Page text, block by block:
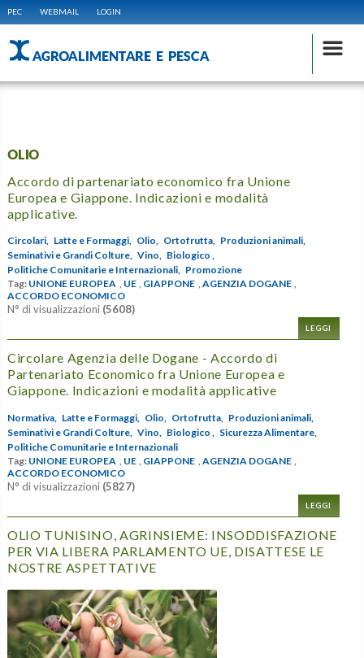
PEC WEBMAIL LOGIN
AGROALIMENTARE E PESCA
OLIO
Accordo di partenariato economico fra Unione
Europea e Giappone. Indicazioni e modalità
applicative.
Circolari, Latte e Formaggi, Olio, Ortofrutta, Produzioni animali,
Seminativi e Grandi Colture, Vino, Biologico ,
Politiche Comunitarie e Internazionali, Promozione
Tag: UNIONE EUROPEA , UE , GIAPPONE , AGENZIA DOGANE ,
ACCORDO ECONOMICO
N° di visualizzazioni (5608)
LEGGI
Circolare Agenzia delle Dogane - Accordo di
Partenariato Economico fra Unione Europea e
Giappone. Indicazioni e modalità applicative
Normativa, Latte e Formaggi, Olio, Ortofrutta,
Produzioni animali,
Seminativi e Grandi Colture, Vino, Biologico ,
Sicurezza Alimentare,
Politiche Comunitarie e Internazionali
Tag: UNIONE EUROPEA UE GIAPPONE AGENZIA DOGANE
ACCORDO ECONOMICO
N° di visualizzazioni (5827)
LEGGI
OLIO TUNISINO, AGRINSIEME: INSODDISFAZIONE
PER VIA LIBERA PARLAMENTO UE, DISATTESE LE
NOSTRE ASPETTATIVE